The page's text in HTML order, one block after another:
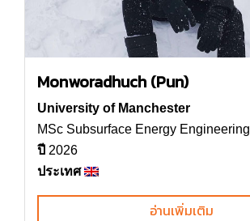
Monworadhuch (Pun)
University of Manchester
MSc Subsurface Energy Engineering
ปี 2026
ประเทศ
อ่านเพิ่มเติม